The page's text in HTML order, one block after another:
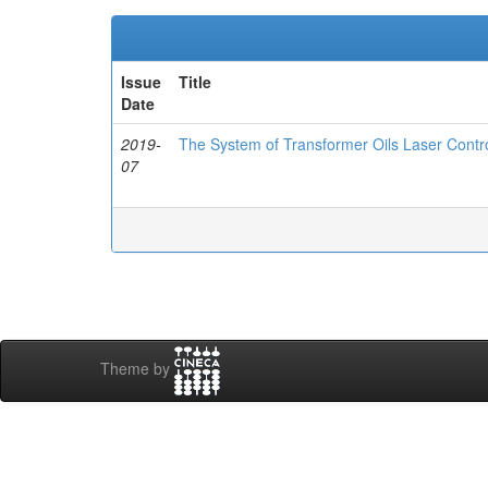
Issue
Date
Title
2019-
07
The System of Transformer Oils Laser
Theme by